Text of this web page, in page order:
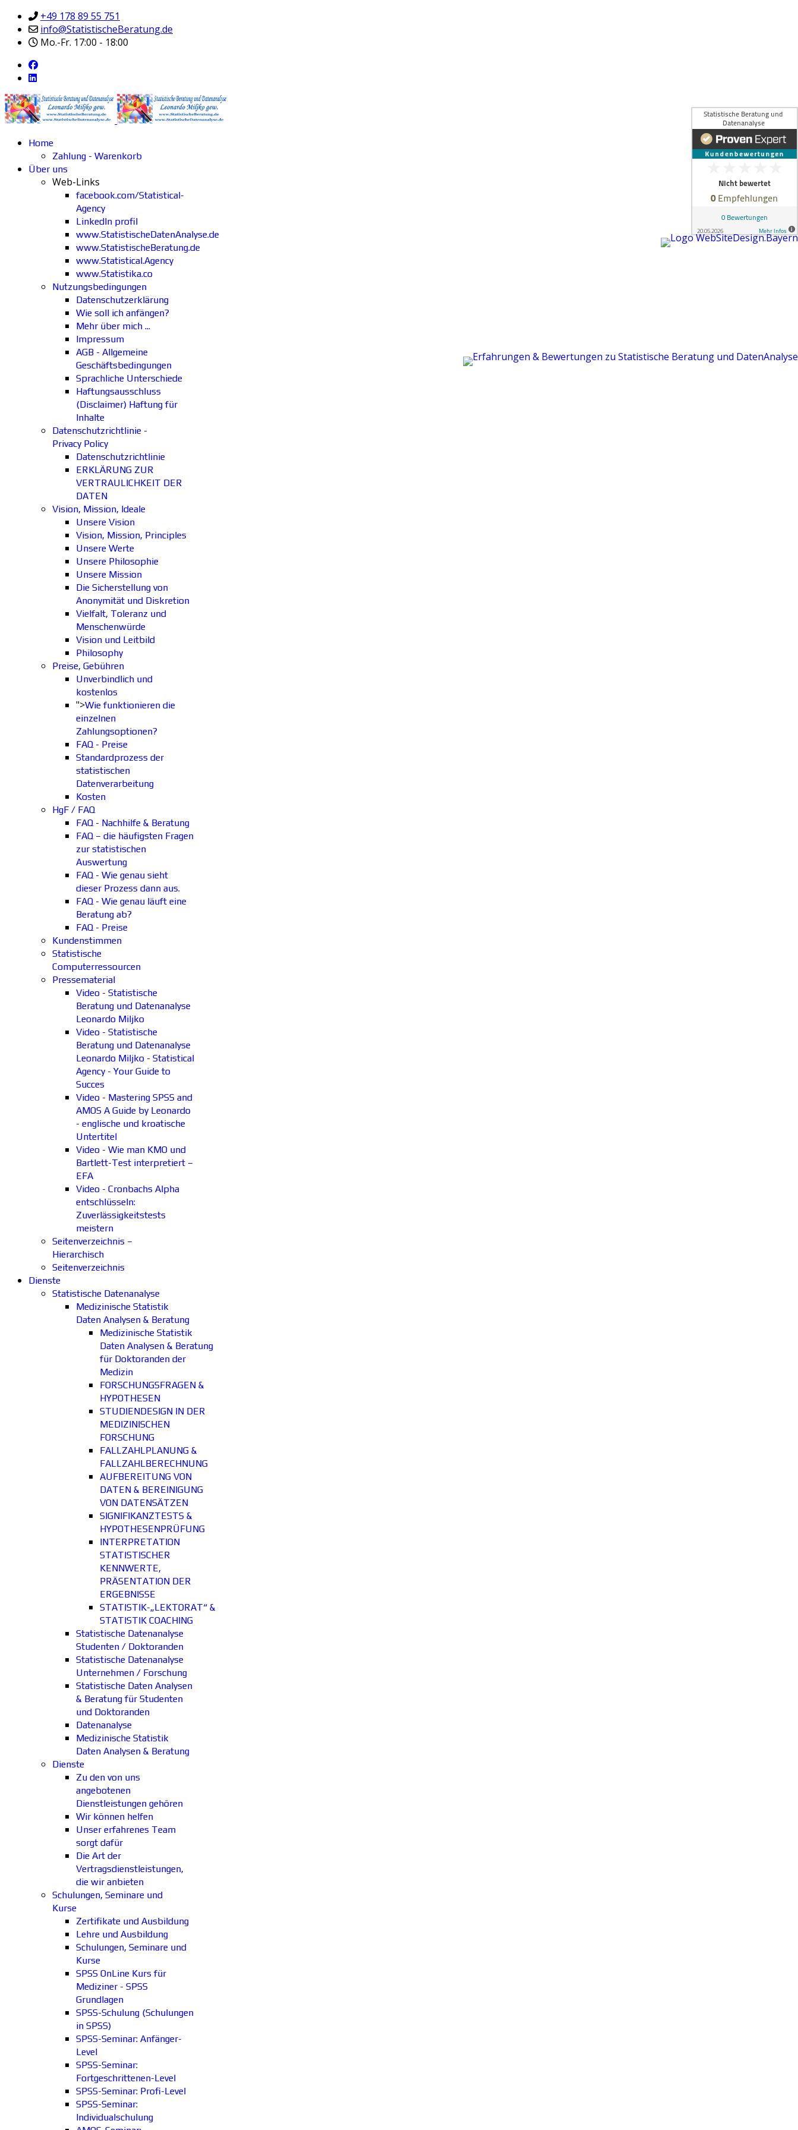
+49 178 89 55 751
info@StatistischeBeratung.de
Mo.-Fr. 17:00 - 18:00
Home
Zahlung - Warenkorb
Über uns
Web-Links
facebook.com/Statistical-
Agency
LinkedIn profil
www.StatistischeDatenAnalyse.de
www.StatistischeBeratung.de
www.Statistical.Agency
www.Statistika.co
Nutzungsbedingungen
Datenschutzerklärung
Wie soll ich anfängen?
Mehr über mich ...
Impressum
AGB - Allgemeine
Geschäftsbedingungen
Sprachliche Unterschiede
Haftungsausschluss
(Disclaimer) Haftung für
Inhalte
Datenschutzrichtlinie -
Privacy Policy
Datenschutzrichtlinie
ERKLÄRUNG ZUR
VERTRAULICHKEIT DER
DATEN
Vision, Mission, Ideale
Unsere Vision
Vision, Mission, Principles
Unsere Werte
Unsere Philosophie
Unsere Mission
Die Sicherstellung von
Anonymität und Diskretion
Vielfalt, Toleranz und
Menschenwürde
Vision und Leitbild
Philosophy
Preise, Gebühren
Unverbindlich und
kostenlos
">Wie funktionieren die
einzelnen
Zahlungsoptionen?
FAQ - Preise
Standardprozess der
statistischen
Datenverarbeitung
Kosten
HgF / FAQ
FAQ - Nachhilfe & Beratung
FAQ – die häufigsten Fragen
zur statistischen
Auswertung
FAQ - Wie genau sieht
dieser Prozess dann aus.
FAQ - Wie genau läuft eine
Beratung ab?
FAQ - Preise
Kundenstimmen
Statistische
Computerressourcen
Pressematerial
Video - Statistische
Beratung und Datenanalyse
Leonardo Miljko
Video - Statistische
Beratung und Datenanalyse
Leonardo Miljko - Statistical
Agency - Your Guide to
Succes
Video - Mastering SPSS and
AMOS A Guide by Leonardo
- englische und kroatische
Untertitel
Video - Wie man KMO und
Bartlett-Test interpretiert –
EFA
Video - Cronbachs Alpha
entschlüsseln:
Zuverlässigkeitstests
meistern
Seitenverzeichnis –
Hierarchisch
Seitenverzeichnis
Dienste
Statistische Datenanalyse
Medizinische Statistik
Daten Analysen & Beratung
Medizinische Statistik
Daten Analysen & Beratung
für Doktoranden der
Medizin
FORSCHUNGSFRAGEN &
HYPOTHESEN
STUDIENDESIGN IN DER
MEDIZINISCHEN
FORSCHUNG
FALLZAHLPLANUNG &
FALLZAHLBERECHNUNG
AUFBEREITUNG VON
DATEN & BEREINIGUNG
VON DATENSÄTZEN
SIGNIFIKANZTESTS &
HYPOTHESENPRÜFUNG
INTERPRETATION
STATISTISCHER
KENNWERTE,
PRÄSENTATION DER
ERGEBNISSE
STATISTIK-„LEKTORAT“ &
STATISTIK COACHING
Statistische Datenanalyse
Studenten / Doktoranden
Statistische Datenanalyse
Unternehmen / Forschung
Statistische Daten Analysen
& Beratung für Studenten
und Doktoranden
Datenanalyse
Medizinische Statistik
Daten Analysen & Beratung
Dienste
Zu den von uns
angebotenen
Dienstleistungen gehören
Wir können helfen
Unser erfahrenes Team
sorgt dafür
Die Art der
Vertragsdienstleistungen,
die wir anbieten
Schulungen, Seminare und
Kurse
Zertifikate und Ausbildung
Lehre und Ausbildung
Schulungen, Seminare und
Kurse
SPSS OnLine Kurs für
Mediziner - SPSS
Grundlagen
SPSS-Schulung (Schulungen
in SPSS)
SPSS-Seminar: Anfänger-
Level
SPSS-Seminar:
Fortgeschrittenen-Level
SPSS-Seminar: Profi-Level
SPSS-Seminar:
Individualschulung